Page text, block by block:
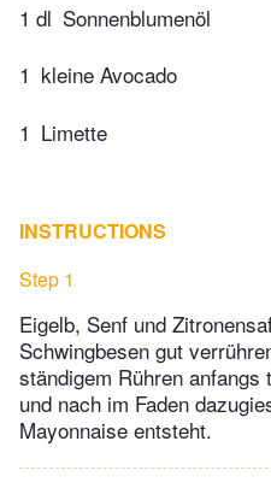
1 dl Sonnenblumenöl
1 kleine Avocado
1 Limette
INSTRUCTIONS
Step 1
Eigelb, Senf und
Schwingbesen gut
ständigem Rühren
und nach im Faden
Mayonnaise entsteht.